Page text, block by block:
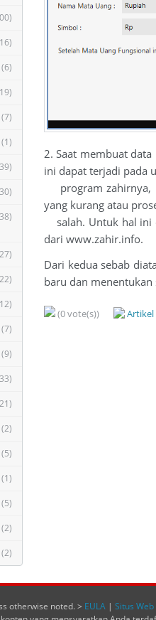
(6)
(7)
(1)
(7)
(9)
(2)
(5)
(1)
(5)
(2)
(2)
2. Saat membuat
ini dapat terjadi pada
program zahirnya,
yang kurang atau
salah. Untuk hal ini
dari www.zahir.info.
Dari kedua sebab
baru dan menentukan
(0 vote(s))
otherwise noted. > EULA | Situs